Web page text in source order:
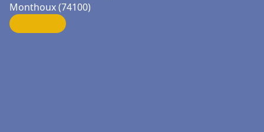
Monthoux (74100)